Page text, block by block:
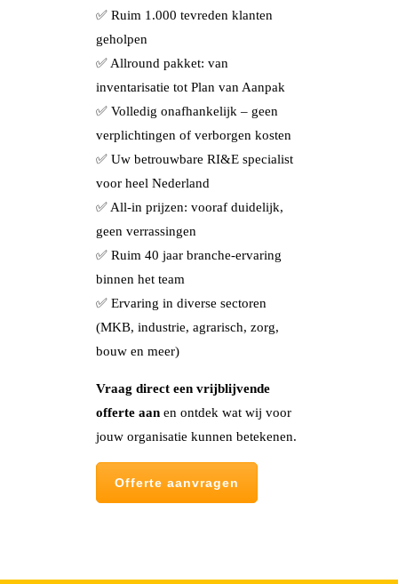
✅ Ruim 1.000 tevreden klanten
geholpen
✅ Allround pakket: van
inventarisatie tot Plan van Aanpak
✅ Volledig onafhankelijk – geen
verplichtingen of verborgen kosten
✅ Uw betrouwbare RI&E specialist
voor heel Nederland
✅ All-in prijzen: vooraf duidelijk,
geen verrassingen
✅ Ruim 40 jaar branche-ervaring
binnen het team
✅ Ervaring in diverse sectoren
(MKB, industrie, agrarisch, zorg,
bouw en meer)
Vraag direct een vrijblijvende
offerte aan en ontdek wat wij voor
jouw organisatie kunnen betekenen.
Offerte aanvragen